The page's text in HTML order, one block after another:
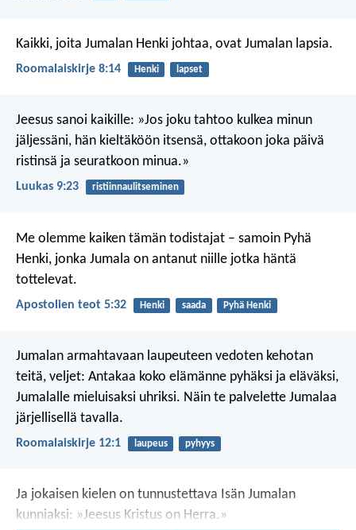
Kaikki, joita Jumalan Henki johtaa, ovat Jumalan lapsia.
Roomalaiskirje 8:14 Henki lapset
Jeesus sanoi kaikille: »Jos joku tahtoo kulkea minun
jäljessäni, hän kieltäköön itsensä, ottakoon joka päivä
ristinsä ja seuratkoon minua.»
Luukas 9:23 ristiinnaulitseminen
Me olemme kaiken tämän todistajat – samoin Pyhä
Henki, jonka Jumala on antanut niille jotka häntä
tottelevat.
Apostolien teot 5:32 Henki saada Pyhä Henki
Jumalan armahtavaan laupeuteen vedoten kehotan
teitä, veljet: Antakaa koko elämänne pyhäksi ja eläväksi,
Jumalalle mieluisaksi uhriksi. Näin te palvelette Jumalaa
järjellisellä tavalla.
Roomalaiskirje 12:1 laupeus pyhyys
Ja jokaisen kielen on tunnustettava Isän Jumalan
kunniaksi: »Jeesus Kristus on Herra.»